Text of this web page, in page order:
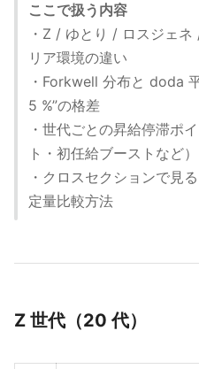
ここで扱う内容
・Z / ゆとり / ロスジェ
リア環境の違い
・Forkwell 分布と doda
5 %”の格差
・世代ごとの昇給停滞ポ
ト・初任給ブーストなど）
・クロスセクションで見
定量比較方法
Z 世代（20 代）